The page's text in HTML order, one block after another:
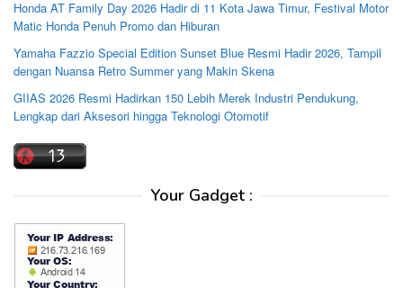
Honda AT Family Day 2026 Hadir di 11 Kota Jawa Timur, Festival Motor
Matic Honda Penuh Promo dan Hiburan
Yamaha Fazzio Special Edition Sunset Blue Resmi Hadir 2026, Tampil
dengan Nuansa Retro Summer yang Makin Skena
GIIAS 2026 Resmi Hadirkan 150 Lebih Merek Industri Pendukung,
Lengkap dari Aksesori hingga Teknologi Otomotif
Your Gadget :